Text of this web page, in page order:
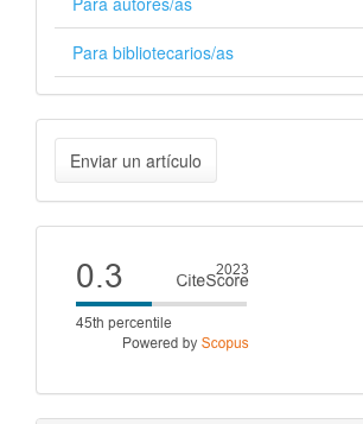
Para bibliotecarios/as
Enviar
un
artículo
Enviar un artículo
Cite
score